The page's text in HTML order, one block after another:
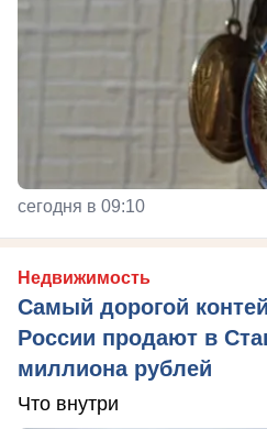
сегодня в 09:10
Недвижимость
Самый дорогой
России продают в
миллиона рублей
Что внутри